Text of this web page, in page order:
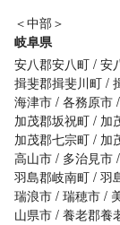
＜中部＞
岐阜県
安八郡安八町 安
揖斐郡揖斐川町
海津市 各務原市
加茂郡坂祝町
加
加茂郡七宗町
加
高山市
多治見市
羽島郡岐南町 羽
瑞浪市 瑞穂市
山県市 養老郡養